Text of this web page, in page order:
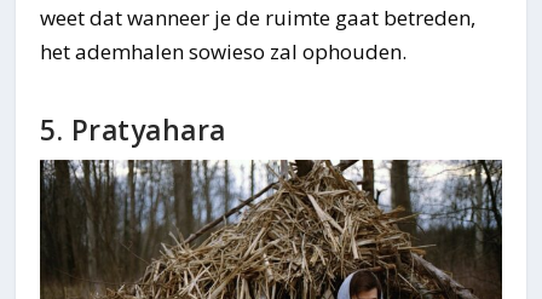
weet dat wanneer je de ruimte gaat betreden,
het ademhalen sowieso zal ophouden.
5. Pratyahara